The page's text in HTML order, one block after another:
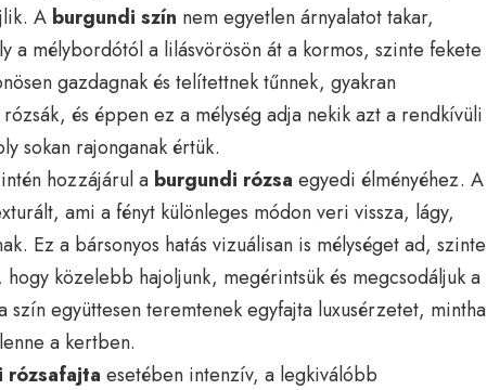
A burgundi szín nem egyetlen árnyalatot takar,
a mélybordótól a lilásvörösön át a kormos, szinte fekete
gazdagnak és telítettnek tűnnek, gyakran
és éppen ez a mélység adja nekik azt a rendkívüli
sokan rajonganak értük.
hozzájárul a burgundi rózsa egyedi élményéhez. A
ami a fényt különleges módon veri vissza, lágy,
Ez a bársonyos hatás vizuálisan is mélységet ad, szinte
közelebb hajoljunk, megérintsük és megcsodáljuk a
együttesen teremtenek egyfajta luxusérzetet, mintha
a kertben.
rózsafajta esetében intenzív, a legkiválóbb